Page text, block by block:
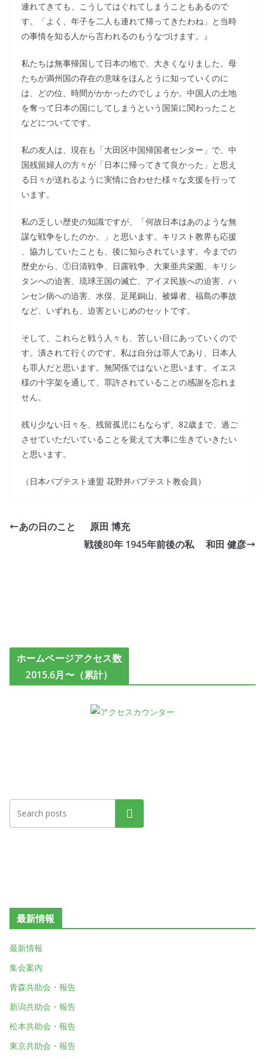
連れてきても、こうしてはぐれてしまうこともあるので
す。「よく、年子を二人も連れて帰ってきたわね」と当時
の事情を知る人から言われるのもうなづけます。』
私たちは無事帰国して日本の地で、大きくなりました。母
たちが満州国の存在の意味をほんとうに知っていくのに
は、どの位、時間がかかったのでしょうか。中国人の土地
を奪って日本の国にしてしまうという国策に関わったこと
などについてです。
私の友人は、現在も「大田区中国帰国者センター」で、中
国残留婦人の方々が「日本に帰ってきて良かった」と思え
る日々が送れるように実情に合わせた様々な支援を行って
います。
私の乏しい歴史の知識ですが、「何故日本はあのような無
謀な戦争をしたのか。」と思います。キリスト教界も応援
、協力していたことも、後に知らされています。今までの
歴史から、①日清戦争、日露戦争、大東亜共栄圏、キリシ
タンへの迫害、琉球王国の滅亡、アイヌ民族への迫害、ハ
ンセン病への迫害、水俣、足尾銅山、被爆者、福島の事故
など、いずれも、迫害といじめのセットです。
そして、これらと戦う人々も、苦しい目にあっていくので
す。潰されて行くのです。私は自分は罪人であり、日本人
も罪人だと思います。無関係ではないと思います。イエス
様の十字架を通して、罪許されていることの感謝を忘れま
せん。
残り少ない日々を、残留孤児にもならず、82歳まで、過ご
させていただいていることを覚えて大事に生きていきたい
と思います。
（日本バプテスト連盟 花野井バプテスト教会員）
あの日のこと 原田 博充
戦後80年 1945年前後の私 和田 健彦
ホームページアクセス数
2015.6月〜（累計）
検索
最新情報
最新情報
集会案内
青森共助会・報告
新潟共助会・報告
松本共助会・報告
東京共助会・報告